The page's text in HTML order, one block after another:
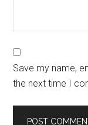
Save my name,
the next time I